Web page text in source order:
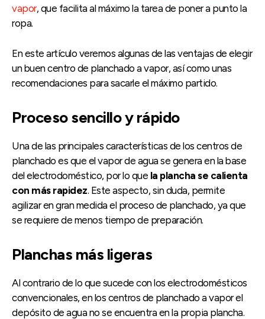
vapor, que facilita al máximo la tarea de poner a punto la
ropa.
En este artículo veremos algunas de las ventajas de elegir
un buen centro de planchado a vapor, así como unas
recomendaciones para sacarle el máximo partido.
Proceso sencillo y rápido
Una de las principales características de los centros de
planchado es que el vapor de agua se genera en la base
del electrodoméstico, por lo que la plancha se calienta
con más rapidez. Este aspecto, sin duda, permite
agilizar en gran medida el proceso de planchado, ya que
se requiere de menos tiempo de preparación.
Planchas más ligeras
Al contrario de lo que sucede con los electrodomésticos
convencionales, en los centros de planchado a vapor el
depósito de agua no se encuentra en la propia plancha.